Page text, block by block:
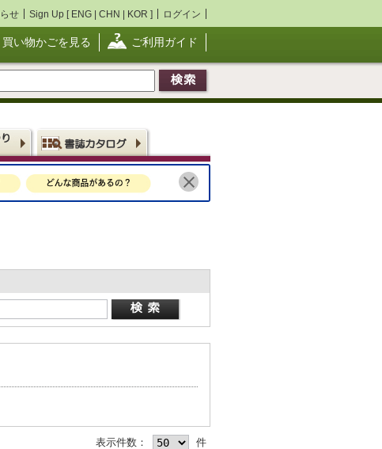
せ Sign Up [ ENG | CHN | KOR ] ログイン
買い物かごを見る ご利用ガイド
表示件数： 件